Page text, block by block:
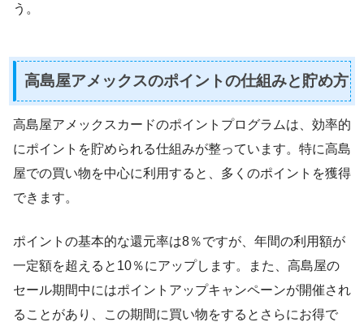
う。
高島屋アメックスのポイントの仕組みと貯め方
高島屋アメックスカードのポイントプログラムは、効率的
にポイントを貯められる仕組みが整っています。特に高島
屋での買い物を中心に利用すると、多くのポイントを獲得
できます。
ポイントの基本的な還元率は8％ですが、年間の利用額が
一定額を超えると10％にアップします。また、高島屋の
セール期間中にはポイントアップキャンペーンが開催され
ることがあり、この期間に買い物をするとさらにお得で